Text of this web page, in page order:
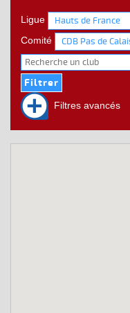
Ligue
Comité
Filtres avancés